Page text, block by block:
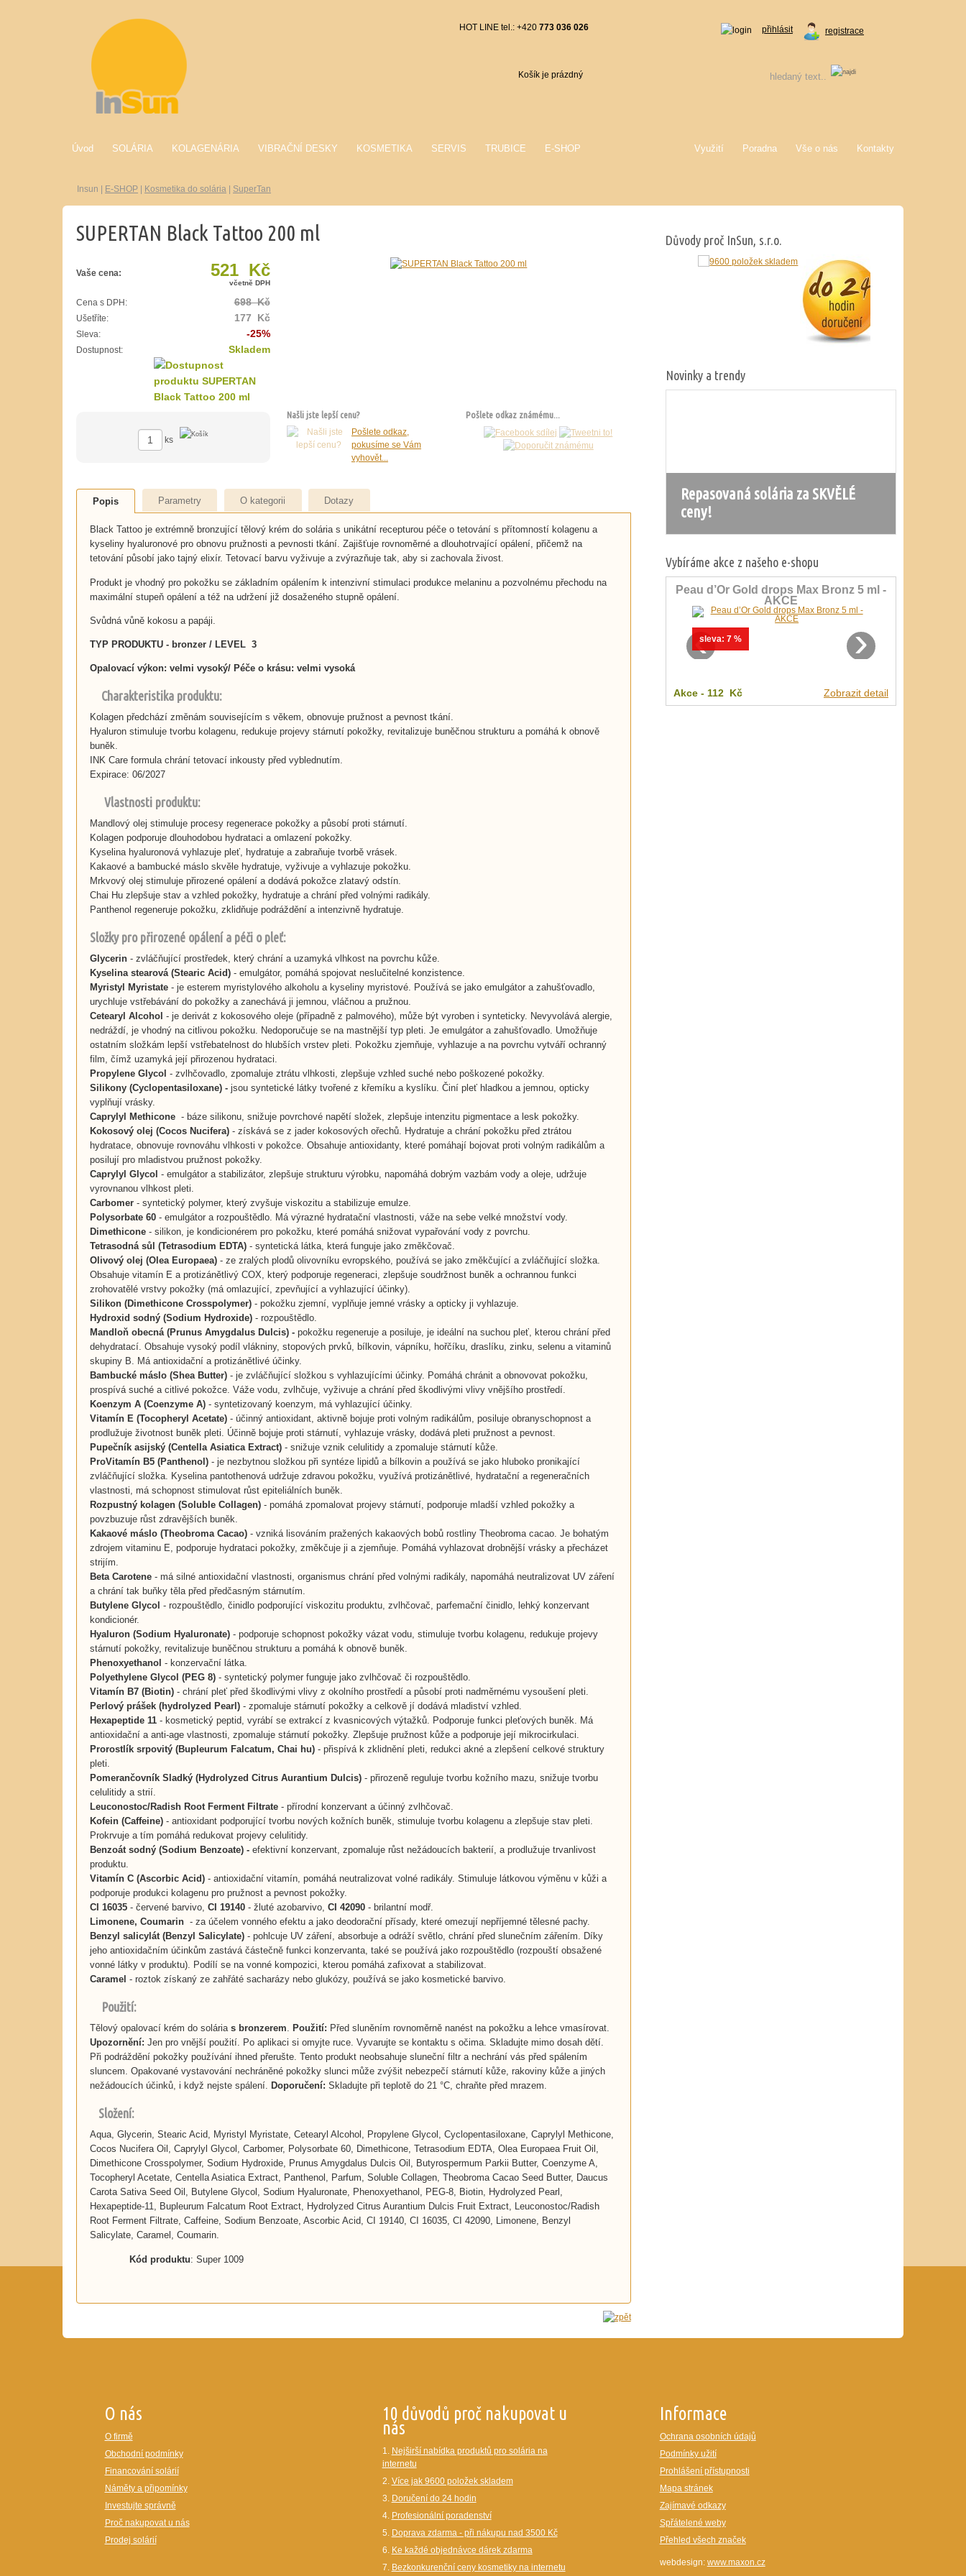
registrace
přihlásit
HOT LINE tel.: +420 773 036 026
Košík je prázdný
Úvod SOLÁRIA KOLAGENÁRIA VIBRAČNÍ DESKY KOSMETIKA SERVIS TRUBICE E-SHOP Kontakty
Vše o nás
Poradna
Využití
Insun E-SHOP Kosmetika do solária SuperTan
SUPERTAN Black Tattoo 200 ml
Našli jste lepší cenu?
Pošlete odkaz,
pokusíme se Vám
vyhovět...
Pošlete odkaz známému...
Vaše cena: 521 Kč
včetně DPH
Cena s DPH: 698 Kč
Ušetříte: 177 Kč
Sleva: -25%
Dostupnost: Skladem
ks
Popis Parametry O kategorii Dotazy
Black Tattoo je extrémně bronzující tělový krém do solária s unikátní recepturou péče o tetování s přítomností kolagenu a
kyseliny hyaluronové pro obnovu pružnosti a pevnosti tkání. Zajišťuje rovnoměrné a dlouhotrvající opálení, přičemž na
tetování působí jako tajný elixír. Tetovací barvu vyživuje a zvýrazňuje tak, aby si zachovala živost.
Produkt je vhodný pro pokožku se základním opálením k intenzivní stimulaci produkce melaninu a pozvolnému přechodu na
maximální stupeň opálení a též na udržení již dosaženého stupně opálení.
Svůdná vůně kokosu a papáji.
TYP PRODUKTU - bronzer / LEVEL 3
Opalovací výkon: velmi vysoký/ Péče o krásu: velmi vysoká
Charakteristika produktu:
Kolagen předchází změnám souvisejícím s věkem, obnovuje pružnost a pevnost tkání.
Hyaluron stimuluje tvorbu kolagenu, redukuje projevy stárnutí pokožky, revitalizuje buněčnou strukturu a pomáhá k obnově
buněk.
INK Care formula chrání tetovací inkousty před vyblednutím.
Expirace: 06/2027
Vlastnosti produktu:
Mandlový olej stimuluje procesy regenerace pokožky a působí proti stárnutí.
Kolagen podporuje dlouhodobou hydrataci a omlazení pokožky.
Kyselina hyaluronová vyhlazuje pleť, hydratuje a zabraňuje tvorbě vrásek.
Kakaové a bambucké máslo skvěle hydratuje, vyživuje a vyhlazuje pokožku.
Mrkvový olej stimuluje přirozené opálení a dodává pokožce zlatavý odstín.
Chai Hu zlepšuje stav a vzhled pokožky, hydratuje a chrání před volnými radikály.
Panthenol regeneruje pokožku, zklidňuje podráždění a intenzivně hydratuje.
Složky pro přirozené opálení a péči o pleť:
Glycerin- zvláčňující prostředek, který chrání a uzamyká vlhkost na povrchu kůže.
Kyselina stearová(Stearic Acid)- emulgátor, pomáhá spojovat neslučitelné konzistence.
Myristyl Myristate- je esterem myristylového alkoholu a kyseliny myristové. Používá se jako emulgátor a zahušťovadlo,
urychluje vstřebávání do pokožky a zanechává ji jemnou, vláčnou a pružnou.
Cetearyl Alcohol - je derivát z kokosového oleje (případně z palmového), může být vyroben i synteticky. Nevyvolává alergie,
nedráždí, je vhodný na citlivou pokožku. Nedoporučuje se na mastnější typ pleti. Je emulgátor a zahušťovadlo. Umožňuje
ostatním složkám lepší vstřebatelnost do hlubších vrstev pleti. Pokožku zjemňuje, vyhlazuje a na povrchu vytváří ochranný
film, čímž uzamyká její přirozenou hydrataci.
Propylene Glycol - zvlhčovadlo, zpomaluje ztrátu vlhkosti, zlepšuje vzhled suché nebo poškozené pokožky.
Silikony (Cyclopentasiloxane) - jsou syntetické látky tvořené z křemíku a kyslíku. Činí pleť hladkou a jemnou, opticky
vyplňují vrásky.
Caprylyl Methicone- báze silikonu, snižuje povrchové napětí složek, zlepšuje intenzitu pigmentace a lesk pokožky.
Kokosový olej (Cocos Nucifera)- získává se z jader kokosových ořechů. Hydratuje a chrání pokožku před ztrátou
hydratace, obnovuje rovnováhu vlhkosti v pokožce. Obsahuje antioxidanty, které pomáhají bojovat proti volným radikálům a
posilují pro mladistvou pružnost pokožky.
Caprylyl Glycol - emulgátor a stabilizátor, zlepšuje strukturu výrobku, napomáhá dobrým vazbám vody a oleje, udržuje
vyrovnanou vlhkost pleti.
Carbomer - syntetický polymer, který zvyšuje viskozitu a stabilizuje emulze.
Polysorbate 60- emulgátor a rozpouštědlo. Má výrazné hydratační vlastnosti, váže na sebe velké množství vody.
Dimethicone- silikon, je kondicionérem pro pokožku, které pomáhá snižovat vypařování vody z povrchu.
Tetrasodná sůl (Tetrasodium EDTA)- syntetická látka, která funguje jako změkčovač.
Olivový olej (Olea Europaea) - ze zralých plodů olivovníku evropského, používá se jako změkčující a zvláčňující složka.
Obsahuje vitamín E a protizánětlivý COX, který podporuje regeneraci, zlepšuje soudržnost buněk a ochrannou funkci
zrohovatělé vrstvy pokožky (má omlazující, zpevňující a vyhlazující účinky).
Silikon (Dimethicone Crosspolymer)- pokožku zjemní, vyplňuje jemné vrásky a opticky ji vyhlazuje.
Hydroxid sodný (Sodium Hydroxide)- rozpouštědlo.
Mandloň obecná (Prunus Amygdalus Dulcis) - pokožku regeneruje a posiluje, je ideální na suchou pleť, kterou chrání před
dehydratací. Obsahuje vysoký podíl vlákniny, stopových prvků, bílkovin, vápníku, hořčíku, draslíku, zinku, selenu a vitaminů
skupiny B. Má antioxidační a protizánětlivé účinky.
Bambucké máslo (Shea Butter)- je zvláčňující složkou s vyhlazujícími účinky. Pomáhá chránit a obnovovat pokožku,
prospívá suché a citlivé pokožce. Váže vodu, zvlhčuje, vyživuje a chrání před škodlivými vlivy vnějšího prostředí.
Koenzym A (Coenzyme A)- syntetizovaný koenzym, má vyhlazující účinky.
Vitamín E(Tocopheryl Acetate)- účinný antioxidant, aktivně bojuje proti volným radikálům, posiluje obranyschopnost a
prodlužuje životnost buněk pleti. Účinně bojuje proti stárnutí, vyhlazuje vrásky, dodává pleti pružnost a pevnost.
Pupečník asijský(Centella Asiatica Extract)- snižuje vznik celulitidy a zpomaluje stárnutí kůže.
ProVitamín B5 (Panthenol)- je nezbytnou složkou při syntéze lipidů a bílkovin a používá se jako hluboko pronikající
zvláčňující složka. Kyselina pantothenová udržuje zdravou pokožku, využívá protizánětlivé, hydratační a regeneračních
vlastnosti, má schopnost stimulovat růst epiteliálních buněk.
Rozpustný kolagen(Soluble Collagen)- pomáhá zpomalovat projevy stárnutí, podporuje mladší vzhled pokožky a
povzbuzuje růst zdravějších buněk.
Kakaové máslo (Theobroma Cacao)- vzniká lisováním pražených kakaových bobů rostliny Theobroma cacao. Je bohatým
zdrojem vitaminu E, podporuje hydrataci pokožky, změkčuje ji a zjemňuje. Pomáhá vyhlazovat drobnější vrásky a přecházet
strijím.
Beta Carotene- má silné antioxidační vlastnosti, organismus chrání před volnými radikály, napomáhá neutralizovat UV záření
a chrání tak buňky těla před předčasným stárnutím.
Butylene Glycol - rozpouštědlo, činidlo podporující viskozitu produktu, zvlhčovač, parfemační činidlo, lehký konzervant
kondicionér.
Hyaluron (Sodium Hyaluronate)- podporuje schopnost pokožky vázat vodu, stimuluje tvorbu kolagenu, redukuje projevy
stárnutí pokožky, revitalizuje buněčnou strukturu a pomáhá k obnově buněk.
Phenoxyethanol - konzervační látka.
Polyethylene Glycol (PEG 8)- syntetický polymer funguje jako zvlhčovač či rozpouštědlo.
Vitamín B7 (Biotin)- chrání pleť před škodlivými vlivy z okolního prostředí a působí proti nadměrnému vysoušení pleti.
Perlový prášek (hydrolyzed Pearl)- zpomaluje stárnutí pokožky a celkově jí dodává mladiství vzhled.
Hexapeptide 11- kosmetický peptid, vyrábí se extrakcí z kvasnicových výtažků. Podporuje funkci pleťových buněk. Má
antioxidační a anti-age vlastnosti, zpomaluje stárnutí pokožky. Zlepšuje pružnost kůže a podporuje její mikrocirkulaci.
Prorostlík srpovitý (Bupleurum Falcatum, Chai hu)- přispívá k zklidnění pleti, redukci akné a zlepšení celkové struktury
pleti.
Pomerančovník Sladký (Hydrolyzed Citrus Aurantium Dulcis)- přirozeně reguluje tvorbu kožního mazu, snižuje tvorbu
celulitidy a strií.
Leuconostoc/Radish Root Ferment Filtrate- přírodní konzervant a účinný zvlhčovač.
Kofein (Caffeine)- antioxidant podporující tvorbu nových kožních buněk, stimuluje tvorbu kolagenu a zlepšuje stav pleti.
Prokrvuje a tím pomáhá redukovat projevy celulitidy.
Benzoát sodný (Sodium Benzoate) -efektivní konzervant, zpomaluje růst nežádoucích bakterií, a prodlužuje trvanlivost
produktu.
Vitamín C (Ascorbic Acid) - antioxidační vitamín, pomáhá neutralizovat volné radikály. Stimuluje látkovou výměnu v kůži a
podporuje produkci kolagenu pro pružnost a pevnost pokožky.
CI 16035- červené barvivo, CI 19140- žluté azobarvivo, CI 42090- brilantní modř.
Limonene, Coumarin - za účelem vonného efektu a jako deodorační přísady, které omezují nepříjemné tělesné pachy.
Benzyl salicylát(Benzyl Salicylate)- pohlcuje UV záření, absorbuje a odráží světlo, chrání před slunečním zářením. Díky
jeho antioxidačním účinkům zastává částečně funkci konzervanta, také se používá jako rozpouštědlo (rozpouští obsažené
vonné látky v produktu). Podílí se na vonné kompozici, kterou pomáhá zafixovat a stabilizovat.
Caramel - roztok získaný ze zahřáté sacharázy nebo glukózy, používá se jako kosmetické barvivo.
Použití:
Tělový opalovací krém do solária s bronzerem. Použití: Před sluněním rovnoměrně nanést na pokožku a lehce vmasírovat.
Upozornění: Jen pro vnější použití. Po aplikaci si omyjte ruce. Vyvarujte se kontaktu s očima. Skladujte mimo dosah dětí.
Při podráždění pokožky používání ihned přerušte. Tento produkt neobsahuje sluneční filtr a nechrání vás před spálením
sluncem. Opakované vystavování nechráněné pokožky slunci může zvýšit nebezpečí stárnutí kůže, rakoviny kůže a jiných
nežádoucích účinků, i když nejste spálení. Doporučení: Skladujte při teplotě do 21 °C, chraňte před mrazem.
Složení:
Aqua, Glycerin, Stearic Acid, Myristyl Myristate, Cetearyl Alcohol, Propylene Glycol, Cyclopentasiloxane, Caprylyl Methicone,
Cocos Nucifera Oil, Caprylyl Glycol, Carbomer, Polysorbate 60, Dimethicone, Tetrasodium EDTA, Olea Europaea Fruit Oil,
Dimethicone Crosspolymer, Sodium Hydroxide, Prunus Amygdalus Dulcis Oil, Butyrospermum Parkii Butter, Coenzyme A,
Tocopheryl Acetate, Centella Asiatica Extract, Panthenol, Parfum, Soluble Collagen, Theobroma Cacao Seed Butter, Daucus
Carota Sativa Seed Oil, Butylene Glycol, Sodium Hyaluronate, Phenoxyethanol, PEG-8, Biotin, Hydrolyzed Pearl,
Hexapeptide-11, Bupleurum Falcatum Root Extract, Hydrolyzed Citrus Aurantium Dulcis Fruit Extract, Leuconostoc/Radish
Root Ferment Filtrate, Caffeine, Sodium Benzoate, Ascorbic Acid, CI 19140, CI 16035, CI 42090, Limonene, Benzyl
Salicylate, Caramel, Coumarin.
Kód produktu: Super 1009
Důvody proč InSun, s.r.o.
Novinky a trendy
ceny!
Nová řada solárií Ergoline
Prestige 1600
Vybíráme akce z našeho e-shopu
Peau d’Or Gold drops Max Bronz 5 ml -
AKCE
sleva: 7 %
‹ ›
Akce - 112 Kč Zobrazit detail
O nás
O firmě
Obchodní podmínky
Financování solárií
Náměty a připomínky
Investujte správně
Proč nakupovat u nás
Prodej solárií
10 důvodů proč nakupovat u
nás
1. Nejširší nabídka produktů pro solária na
internetu
2. Více jak 9600 položek skladem
3. Doručení do 24 hodin
4. Profesionální poradenství
5. Doprava zdarma - při nákupu nad 3500 Kč
6. Ke každé objednávce dárek zdarma
7. Bezkonkurenční ceny kosmetiky na internetu
Informace
Ochrana osobních údajů
Podmínky užití
Prohlášení přístupnosti
Mapa stránek
Zajímavé odkazy
Spřátelené weby
Přehled všech značek
webdesign: www.maxon.cz